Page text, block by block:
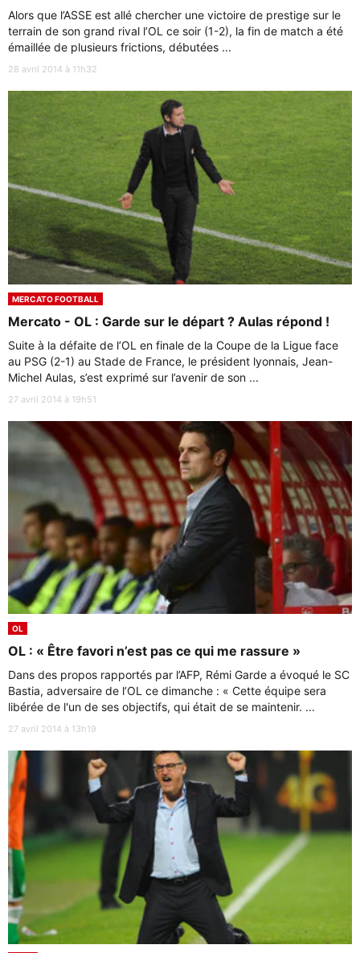
Alors que l’ASSE est allé chercher une victoire de prestige sur le
terrain de son grand rival l’OL ce soir (1-2), la fin de match a été
émaillée de plusieurs frictions, débutées ...
28 avril 2014 à 11h32
MERCATO FOOTBALL
Mercato - OL : Garde sur le départ ? Aulas répond !
Suite à la défaite de l’OL en finale de la Coupe de la Ligue face
au PSG (2-1) au Stade de France, le président lyonnais, Jean-
Michel Aulas, s’est exprimé sur l’avenir de son ...
27 avril 2014 à 19h51
OL
OL : « Être favori n’est pas ce qui me rassure »
Dans des propos rapportés par l’AFP, Rémi Garde a évoqué le SC
Bastia, adversaire de l’OL ce dimanche : « Cette équipe sera
libérée de l'un de ses objectifs, qui était de se maintenir. ...
27 avril 2014 à 13h19